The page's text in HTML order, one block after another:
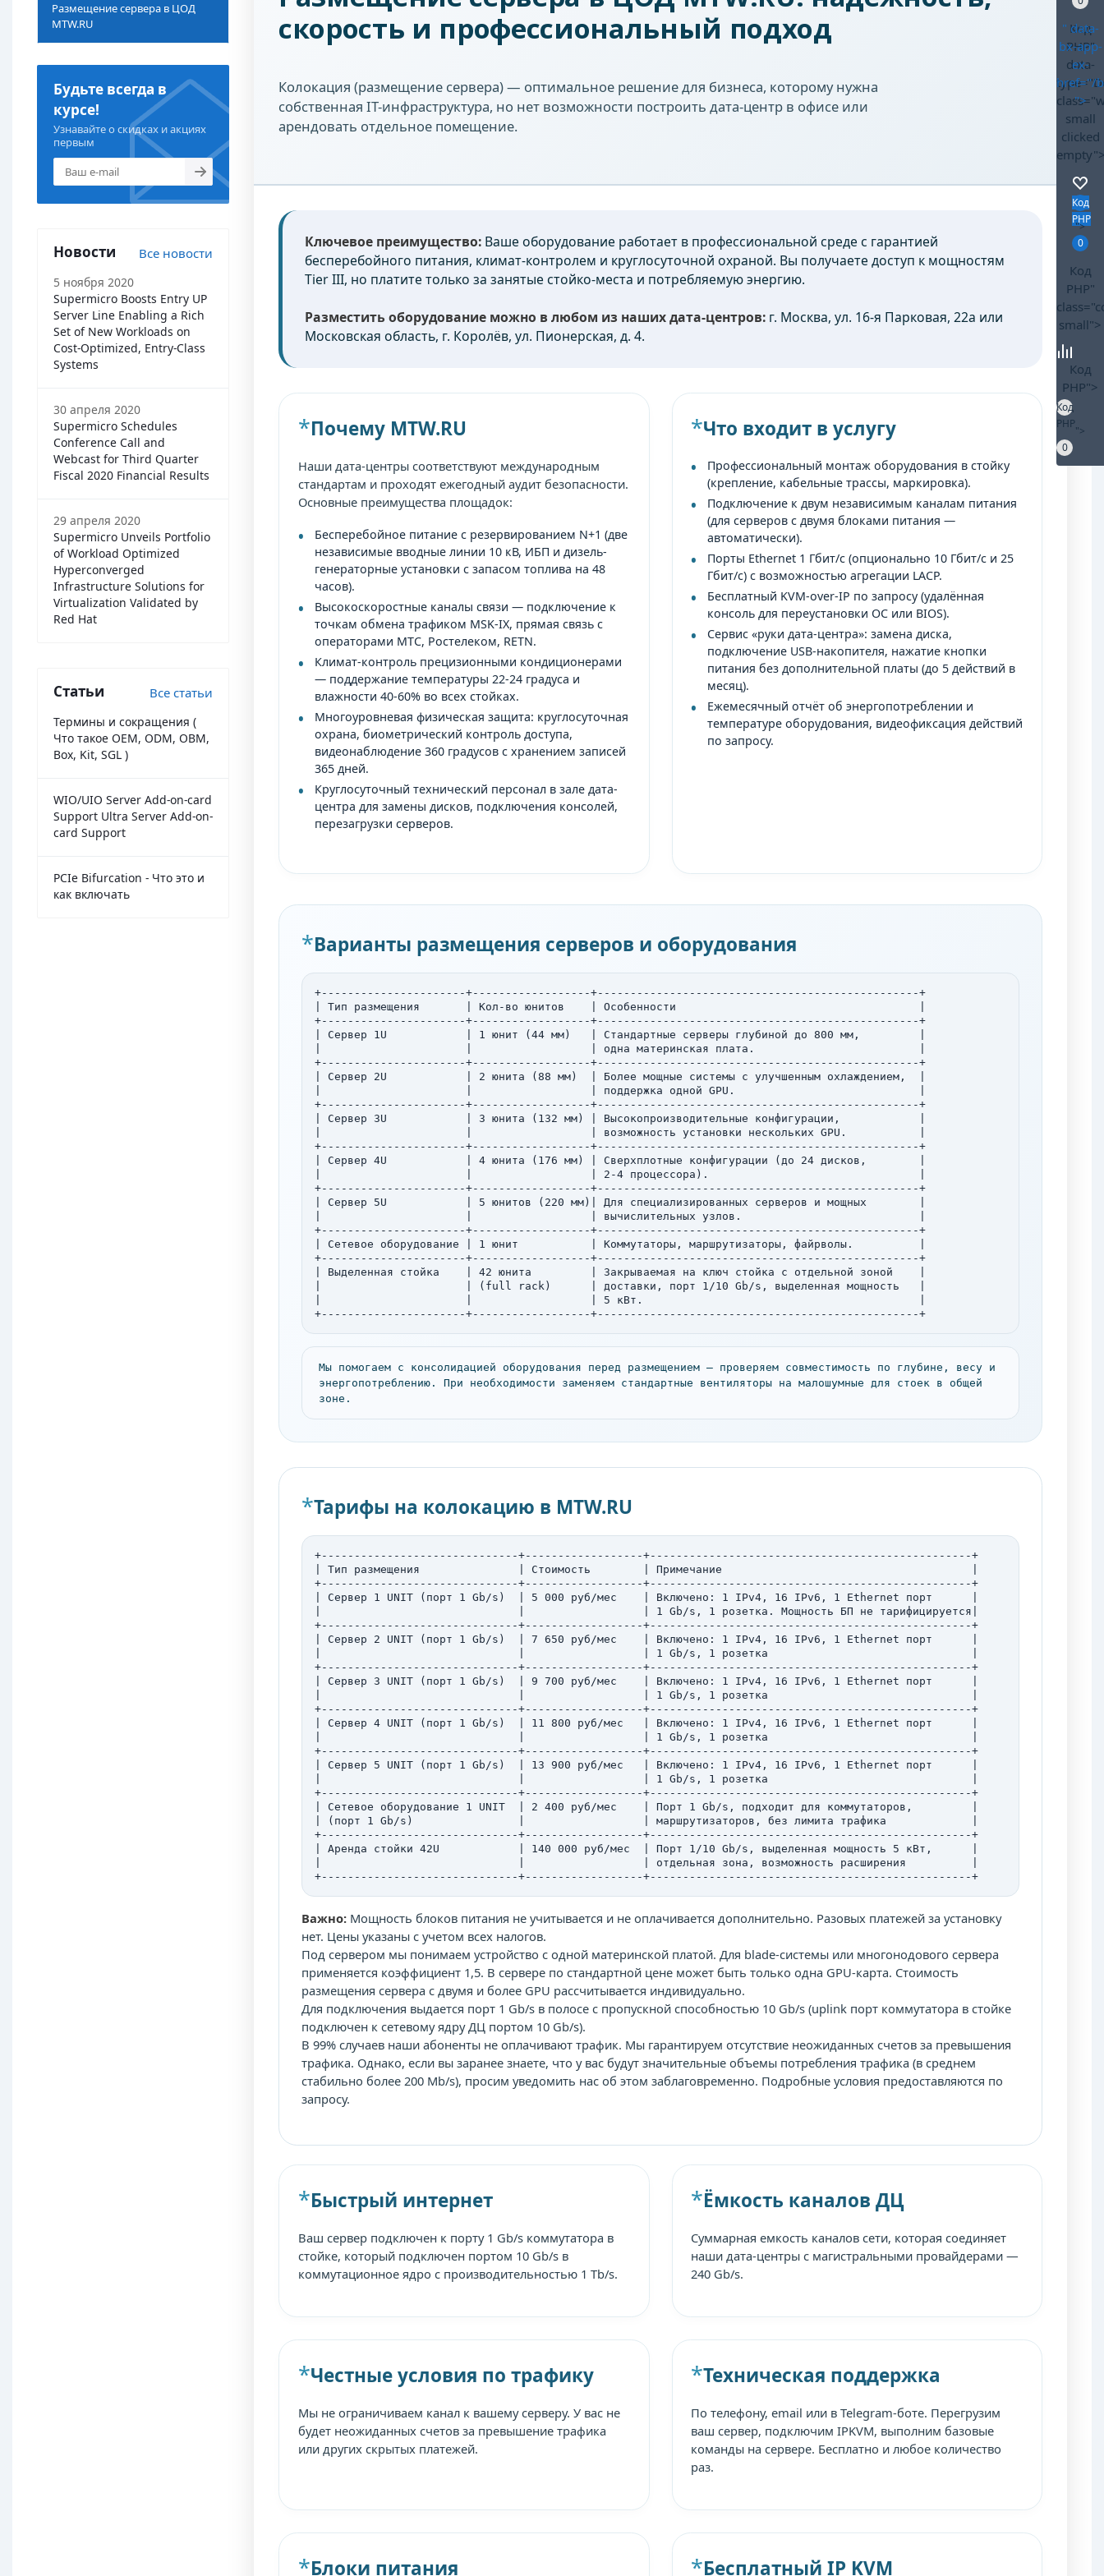
скорость и профессиональный подход
Колокация (размещение сервера) — оптимальное решение для бизнеса, которому нужна
собственная IT-инфраструктура, но нет возможности построить дата-центр в офисе или
арендовать отдельное помещение.
Ключевое преимущество: Ваше оборудование работает в профессиональной среде с гарантией
бесперебойного питания, климат-контролем и круглосуточной охраной. Вы получаете доступ к мощностям
Tier III, но платите только за занятые стойко-места и потребляемую энергию.
Разместить оборудование можно в любом из наших дата-центров: г. Москва, ул. 16-я Парковая, 22а или
Московская область, г. Королёв, ул. Пионерская, д. 4.
Почему MTW.RU
Наши дата-центры соответствуют международным
стандартам и проходят ежегодный аудит безопасности.
Основные преимущества площадок:
Бесперебойное питание с резервированием N+1 (две
независимые вводные линии 10 кВ, ИБП и дизель-
генераторные установки с запасом топлива на 48
часов).
Высокоскоростные каналы связи — подключение к
точкам обмена трафиком MSK-IX, прямая связь с
операторами МТС, Ростелеком, RETN.
Климат-контроль прецизионными кондиционерами
— поддержание температуры 22-24 градуса и
влажности 40-60% во всех стойках.
Многоуровневая физическая защита: круглосуточная
охрана, биометрический контроль доступа,
видеонаблюдение 360 градусов с хранением записей
365 дней.
Круглосуточный технический персонал в зале дата-
центра для замены дисков, подключения консолей,
перезагрузки серверов.
Что входит в услугу
Профессиональный монтаж оборудования в стойку
(крепление, кабельные трассы, маркировка).
Подключение к двум независимым каналам питания
(для серверов с двумя блоками питания —
автоматически).
Порты Ethernet 1 Гбит/с (опционально 10 Гбит/с и 25
Гбит/с) с возможностью агрегации LACP.
Бесплатный KVM-over-IP по запросу (удалённая
консоль для переустановки ОС или BIOS).
Сервис «руки дата-центра»: замена диска,
подключение USB-накопителя, нажатие кнопки
питания без дополнительной платы (до 5 действий в
месяц).
Ежемесячный отчёт об энергопотреблении и
температуре оборудования, видеофиксация действий
по запросу.
Варианты размещения серверов и оборудования
+----------------------+------------------+-------------------------------------------------+
| Тип размещения       | Кол-во юнитов    | Особенности                                     |
+----------------------+------------------+-------------------------------------------------+
| Сервер 1U            | 1 юнит (44 мм)   | Стандартные серверы глубиной до 800 мм,         |
|                      |                  | одна материнская плата.                         |
+----------------------+------------------+-------------------------------------------------+
| Сервер 2U            | 2 юнита (88 мм)  | Более мощные системы с улучшенным охлаждением,  |
|                      |                  | поддержка одной GPU.                            |
+----------------------+------------------+-------------------------------------------------+
| Сервер 3U            | 3 юнита (132 мм) | Высокопроизводительные конфигурации,            |
|                      |                  | возможность установки нескольких GPU.           |
+----------------------+------------------+-------------------------------------------------+
| Сервер 4U            | 4 юнита (176 мм) | Сверхплотные конфигурации (до 24 дисков,        |
|                      |                  | 2-4 процессора).                                |
+----------------------+------------------+-------------------------------------------------+
| Сервер 5U            | 5 юнитов (220 мм)| Для специализированных серверов и мощных        |
|                      |                  | вычислительных узлов.                           |
+----------------------+------------------+-------------------------------------------------+
| Сетевое оборудование | 1 юнит           | Коммутаторы, маршрутизаторы, файрволы.          |
+----------------------+------------------+-------------------------------------------------+
| Выделенная стойка    | 42 юнита         | Закрываемая на ключ стойка с отдельной зоной    |
|                      | (full rack)      | доставки, порт 1/10 Gb/s, выделенная мощность   |
|                      |                  | 5 кВт.                                          |
+----------------------+------------------+-------------------------------------------------+
Мы помогаем с консолидацией оборудования перед размещением — проверяем совместимость по глубине, весу и
энергопотреблению. При необходимости заменяем стандартные вентиляторы на малошумные для стоек в общей
зоне.
Тарифы на колокацию в MTW.RU
+------------------------------+------------------+-------------------------------------------------+
| Тип размещения               | Стоимость        | Примечание                                      |
+------------------------------+------------------+-------------------------------------------------+
| Сервер 1 UNIT (порт 1 Gb/s)  | 5 000 руб/мес    | Включено: 1 IPv4, 16 IPv6, 1 Ethernet порт      |
|                              |                  | 1 Gb/s, 1 розетка. Мощность БП не тарифицируется|
+------------------------------+------------------+-------------------------------------------------+
| Сервер 2 UNIT (порт 1 Gb/s)  | 7 650 руб/мес    | Включено: 1 IPv4, 16 IPv6, 1 Ethernet порт      |
|                              |                  | 1 Gb/s, 1 розетка                               |
+------------------------------+------------------+-------------------------------------------------+
| Сервер 3 UNIT (порт 1 Gb/s)  | 9 700 руб/мес    | Включено: 1 IPv4, 16 IPv6, 1 Ethernet порт      |
|                              |                  | 1 Gb/s, 1 розетка                               |
+------------------------------+------------------+-------------------------------------------------+
| Сервер 4 UNIT (порт 1 Gb/s)  | 11 800 руб/мес   | Включено: 1 IPv4, 16 IPv6, 1 Ethernet порт      |
|                              |                  | 1 Gb/s, 1 розетка                               |
+------------------------------+------------------+-------------------------------------------------+
| Сервер 5 UNIT (порт 1 Gb/s)  | 13 900 руб/мес   | Включено: 1 IPv4, 16 IPv6, 1 Ethernet порт      |
|                              |                  | 1 Gb/s, 1 розетка                               |
+------------------------------+------------------+-------------------------------------------------+
| Сетевое оборудование 1 UNIT  | 2 400 руб/мес    | Порт 1 Gb/s, подходит для коммутаторов,         |
| (порт 1 Gb/s)                |                  | маршрутизаторов, без лимита трафика             |
+------------------------------+------------------+-------------------------------------------------+
| Аренда стойки 42U            | 140 000 руб/мес  | Порт 1/10 Gb/s, выделенная мощность 5 кВт,      |
|                              |                  | отдельная зона, возможность расширения          |
+------------------------------+------------------+-------------------------------------------------+
Важно: Мощность блоков питания не учитывается и не оплачивается дополнительно. Разовых платежей за установку
нет. Цены указаны с учетом всех налогов.
Под сервером мы понимаем устройство с одной материнской платой. Для blade-системы или многонодового сервера
применяется коэффициент 1,5. В сервере по стандартной цене может быть только одна GPU-карта. Стоимость
размещения сервера с двумя и более GPU рассчитывается индивидуально.
Для подключения выдается порт 1 Gb/s в полосе с пропускной способностью 10 Gb/s (uplink порт коммутатора в стойке
подключен к сетевому ядру ДЦ портом 10 Gb/s).
В 99% случаев наши абоненты не оплачивают трафик. Мы гарантируем отсутствие неожиданных счетов за превышения
трафика. Однако, если вы заранее знаете, что у вас будут значительные объемы потребления трафика (в среднем
стабильно более 200 Mb/s), просим уведомить нас об этом заблаговременно. Подробные условия предоставляются по
запросу.
Быстрый интернет
Ваш сервер подключен к порту 1 Gb/s коммутатора в
стойке, который подключен портом 10 Gb/s в
коммутационное ядро с производительностью 1 Tb/s.
Ёмкость каналов ДЦ
Суммарная емкость каналов сети, которая соединяет
наши дата-центры с магистральными провайдерами —
240 Gb/s.
Честные условия по трафику
Мы не ограничиваем канал к вашему серверу. У вас не
будет неожиданных счетов за превышение трафика
или других скрытых платежей.
Техническая поддержка
По телефону, email или в Telegram-боте. Перегрузим
ваш сервер, подключим IPKVM, выполним базовые
команды на сервере. Бесплатно и любое количество
раз.
Блоки питания Бесплатный IP KVM
Размещение сервера в ЦОД
MTW.RU
Будьте всегда в
курсе!
Узнавайте о скидках и акциях
первым
Новости Все новости
5 ноября 2020
Supermicro Boosts Entry UP
Server Line Enabling a Rich
Set of New Workloads on
Cost-Optimized, Entry-Class
Systems
30 апреля 2020
Supermicro Schedules
Conference Call and
Webcast for Third Quarter
Fiscal 2020 Financial Results
29 апреля 2020
Supermicro Unveils Portfolio
of Workload Optimized
Hyperconverged
Infrastructure Solutions for
Virtualization Validated by
Red Hat
Статьи Все статьи
Термины и сокращения (
Что такое OEM, ODM, OBM,
Box, Kit, SGL )
WIO/UIO Server Add-on-card
Support Ultra Server Add-on-
card Support
PCIe Bifurcation - Что это и
как включать
Код
PHP"
data-
small
clicked
" data-
bx-app-
ex-
href="/
">
Код
PHP
">
0
Код
PHP"
small">
Код
PHP">
Код
PHP
">
0